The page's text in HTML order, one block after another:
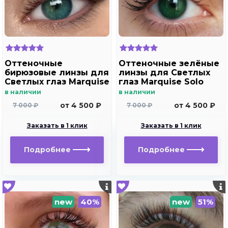
Оттеночные
бирюзовые линзы для
Светлых глаз Marquise
solo aqua для
близорукости
в наличии
7 000 ₽
от 4 500 ₽
Заказать в 1 клик
Подробнее
Оттеночные зелёные
линзы для Светлых
глаз Marquise Solo
green( зеленые ) /
в наличии
7 000 ₽
от 4 500 ₽
Заказать в 1 клик
Подробнее
new 40% new 51%